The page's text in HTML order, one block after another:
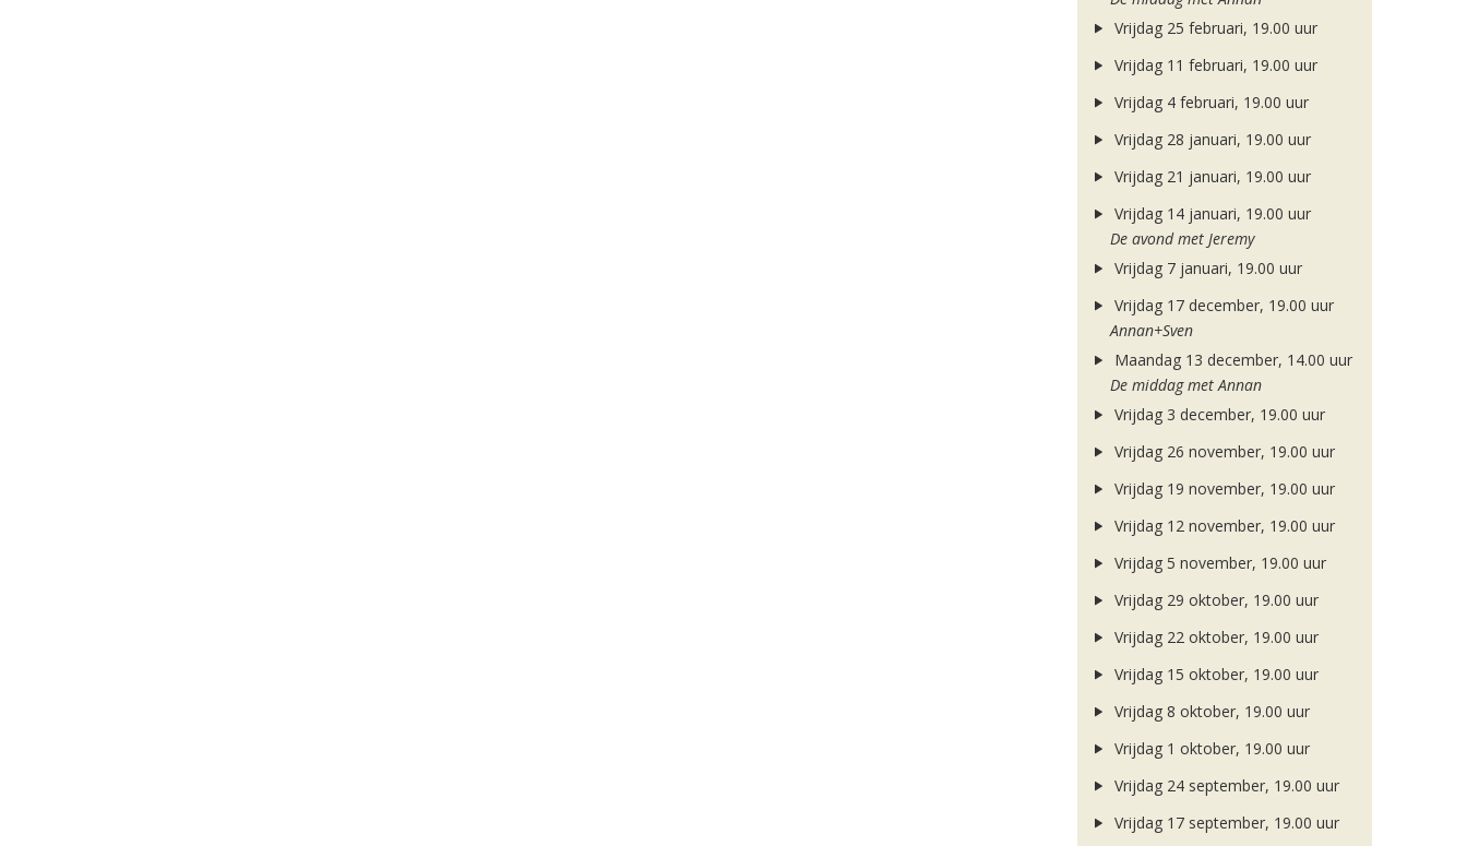
Vrijdag 25 februari, 19.00 uur
Vrijdag 11 februari, 19.00 uur
Vrijdag 4 februari, 19.00 uur
Vrijdag 28 januari, 19.00 uur
Vrijdag 21 januari, 19.00 uur
Vrijdag 14 januari, 19.00 uur
De avond met Jeremy
Vrijdag 7 januari, 19.00 uur
Vrijdag 17 december, 19.00 uur
Annan+Sven
Maandag 13 december, 14.00 uur
De middag met Annan
Vrijdag 3 december, 19.00 uur
Vrijdag 26 november, 19.00 uur
Vrijdag 19 november, 19.00 uur
Vrijdag 12 november, 19.00 uur
Vrijdag 5 november, 19.00 uur
Vrijdag 29 oktober, 19.00 uur
Vrijdag 22 oktober, 19.00 uur
Vrijdag 15 oktober, 19.00 uur
Vrijdag 8 oktober, 19.00 uur
Vrijdag 1 oktober, 19.00 uur
Vrijdag 24 september, 19.00 uur
Vrijdag 17 september, 19.00 uur